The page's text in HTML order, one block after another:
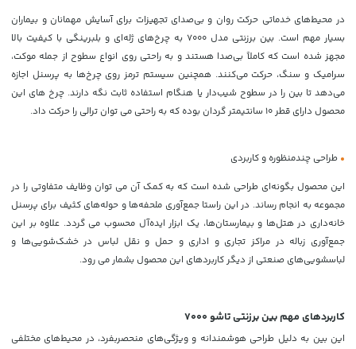
در محیط‌های خدماتی حرکت روان و بی‌صدای تجهیزات برای آسایش مهمانان و بیماران
بسیار مهم است. بین برزنتی مدل 7000 به چرخ‌های ژله‌ای و بلبرینگی با کیفیت بالا
مجهز شده است که کاملاً بی‌صدا هستند و به راحتی روی انواع سطوح از جمله موکت،
سرامیک و سنگ، حرکت می‌کنند. همچنین سیستم ترمز روی چرخ‌ها به پرسنل اجازه
می‌دهد تا بین را در سطوح شیب‌دار یا هنگام استفاده ثابت نگه دارند. چرخ های این
محصول دارای قطر ۱۰ سانتیمتر گردان بوده که به راحتی می توان ترالی را حرکت داد.
•طراحی چندمنظوره و کاربردی
این محصول بگونه‌ای طراحی شده است که به کمک آن می توان وظایف متفاوتی را در
مجموعه به انجام رساند. در این راستا جمع‌آوری ملحفه‌ها و حوله‌های کثیف برای پرسنل
خانه‌داری در هتل‌ها و بیمارستان‌ها، یک ابزار ایده‌آل محسوب می گردد. علاوه بر این
جمع‌آوری زباله در مراکز تجاری و اداری و حمل و نقل لباس در خشک‌شویی‌ها و
لباسشویی‌های صنعتی از دیگر کاربردهای این محصول بشمار می رود.
کاربردهای مهم بین برزنتی تاشو 7000
این بین به دلیل طراحی هوشمندانه و ویژگی‌های منحصربفرد، در محیط‌های مختلفی